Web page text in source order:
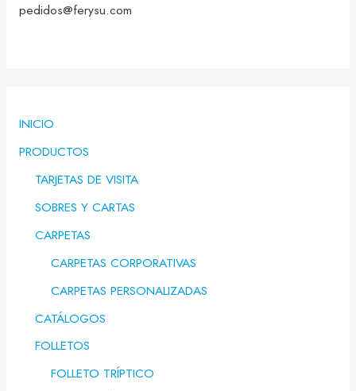
pedidos@ferysu.com
INICIO
PRODUCTOS
TARJETAS DE VISITA
SOBRES Y CARTAS
CARPETAS
CARPETAS CORPORATIVAS
CARPETAS PERSONALIZADAS
CATÁLOGOS
FOLLETOS
FOLLETO TRÍPTICO